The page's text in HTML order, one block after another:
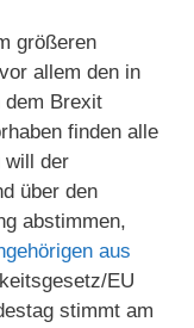
größeren
allem den in
dem Brexit
finden alle
will der
über den
abstimmen,
aus
EU
stimmt am